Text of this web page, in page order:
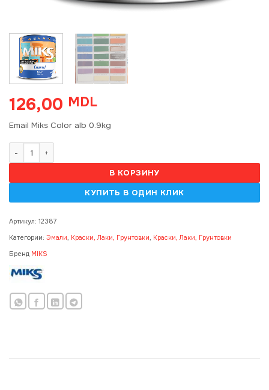
126,00 MDL
Email Miks Color alb 0.9kg
В КОРЗИНУ
Артикул: 12387
Категории: Эмали, Краски, Лаки, Грунтовки, Краски, Лаки, Грунтовки
Бренд MIKS